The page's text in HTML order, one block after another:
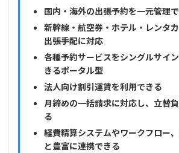
国内・海外の出張予約を一元管理
新幹線・航空券・ホテル・レンタ
出張手配に対応
各種予約サービスをシングルサイ
きるポータル型
法人向け割引運賃を利用できる
月締めの一括請求に対応し、立替
る
経費精算システムやワークフロー
と豊富に連携できる